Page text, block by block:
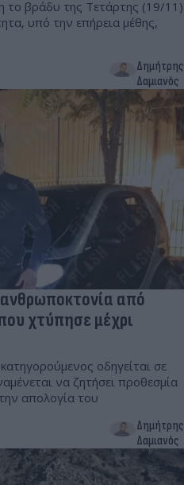
το βράδυ της Τετάρτης (19/11)
υπό την επήρεια μέθης,
Δημήτρης
Δαμιανός
από
χτύπησε μέχρι
οδηγείται σε
να ζητήσει προθεσμία
απολογία του
Δημήτρης
Δαμιανός